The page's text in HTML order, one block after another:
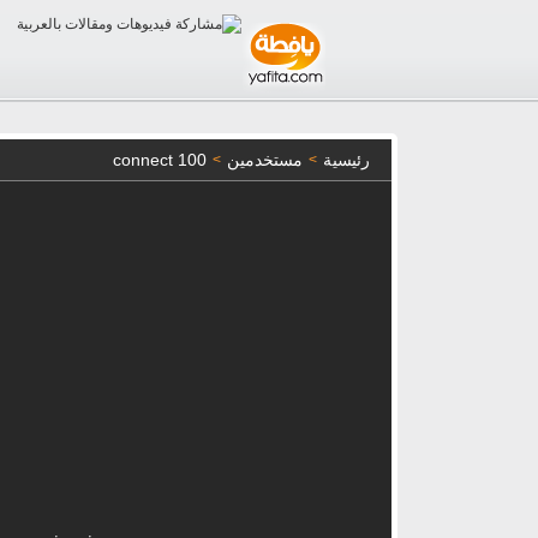
رئيسية > مستخدمين >
connect 100